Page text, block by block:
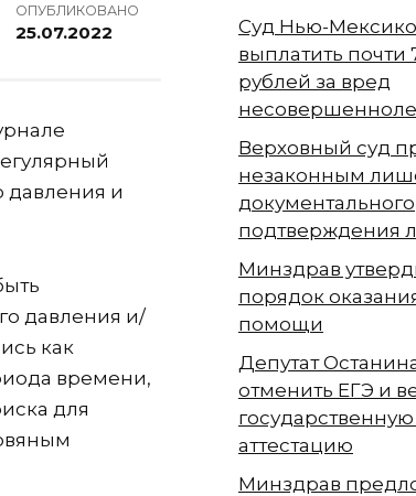
ОПУБЛИКОВАНО
25.07.2022
давления и
давления и/
как
времени,
для
Суд Нью-Мексико
выплатить почти
рублей за вред
Верховный суд
незаконным
документального
подтверждения
Минздрав
порядок
помощи
Депутат
отменить ЕГЭ и
аттестацию
Минздрав